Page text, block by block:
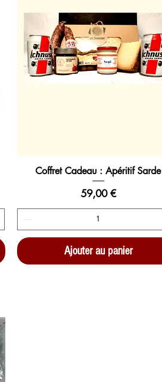
Coffret Cadeau : Apéritif Sarde
Prix
59,00 €
Ajouter au panier